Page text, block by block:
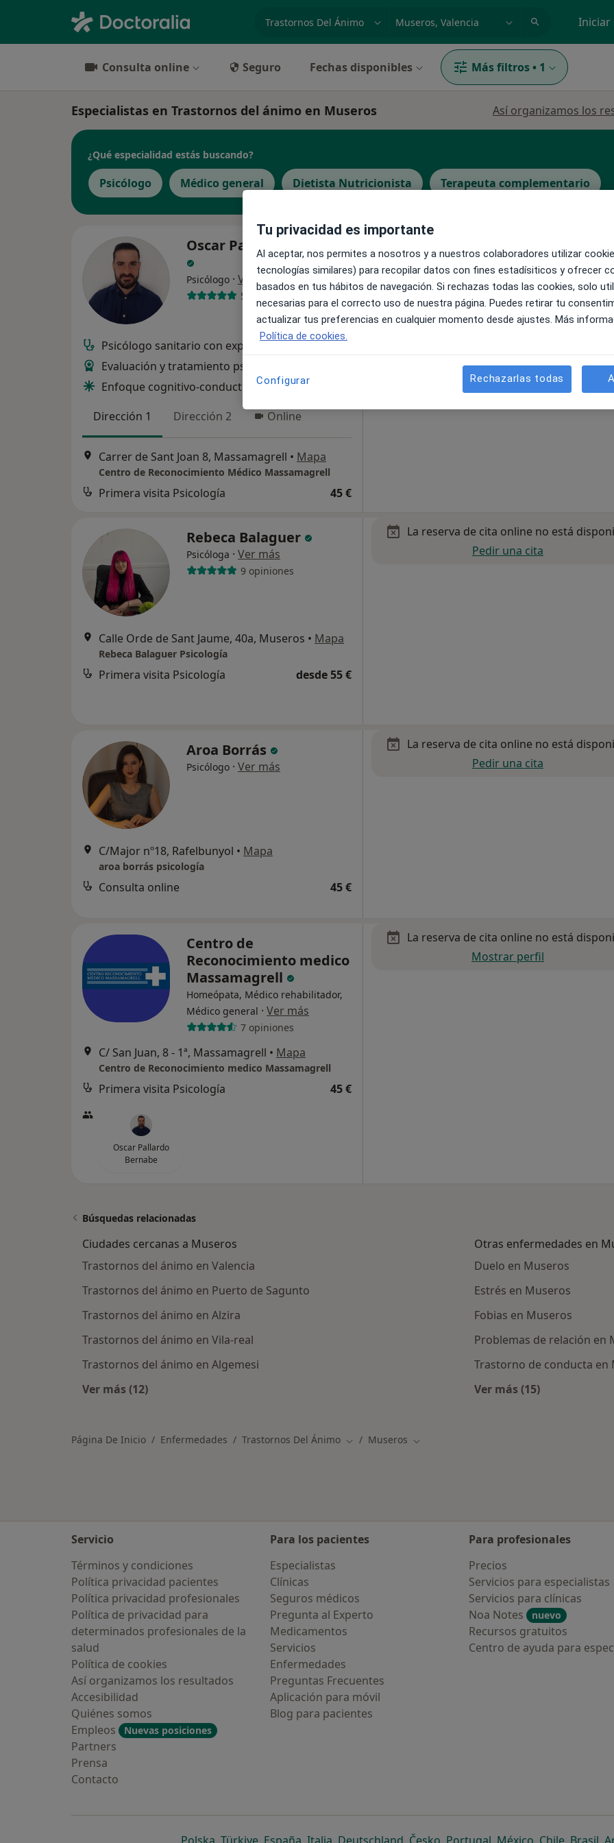
especialidad, enfermedad o nombre Iniciar
Consulta online Seguro Fechas disponibles Más filtros • 1
Especialistas en Trastornos del ánimo en Museros Así organizamos los
¿Qué especialidad estás buscando?
Psicólogo Médico general Dietista Nutricionista Terapeuta complementario
Oscar Pallardo Bernabe
Psicólogo · Ver más
5 opiniones
Psicólogo sanitario con experiencia clínica
Evaluación y tratamiento psicológico
Enfoque cognitivo-conductual y psicodinámico
Dirección 1
Dirección 2 Online
Carrer de Sant Joan 8, Massamagrell • Mapa
Centro de Reconocimiento Médico Massamagrell
Primera visita Psicología 45 €
La reserva de cita online no está
Pedir una cita
Rebeca Balaguer
Psicóloga · Ver más
9 opiniones
Calle Orde de Sant Jaume, 40a, Museros • Mapa
Rebeca Balaguer Psicología
Primera visita Psicología desde 55 €
La reserva de cita online no está
Pedir una cita
Aroa Borrás
Psicólogo · Ver más
C/Major nº18, Rafelbunyol • Mapa
aroa borrás psicología
Consulta online 45 €
La reserva de cita online no está
Pedir una cita
Centro de
Reconocimiento medico
Massamagrell
Homeópata, Médico rehabilitador,
Médico general · Ver más
7 opiniones
C/ San Juan, 8 - 1ª, Massamagrell • Mapa
Centro de Reconocimiento medico Massamagrell
Primera visita Psicología 45 €
Oscar Pallardo
Bernabe
La reserva de cita online no está
Mostrar perfil
Búsquedas relacionadas
Ciudades cercanas a Museros
Trastornos del ánimo en Valencia
Trastornos del ánimo en Puerto de Sagunto
Trastornos del ánimo en Alzira
Trastornos del ánimo en Vila-real
Trastornos del ánimo en Algemesi
Ver más (12)
Otras enfermedades en
Duelo en Museros
Estrés en Museros
Fobias en Museros
Problemas de relación en
Trastorno de conducta en
Ver más (15)
Página De Inicio Enfermedades Trastornos Del Ánimo Cambiar de ciudad
Museros Cambiar de ciudad
Servicio
Términos y condiciones
Política privacidad pacientes
Política privacidad profesionales
Política de privacidad para
determinados profesionales de la
salud
Política de cookies
Así organizamos los resultados
Accesibilidad
Quiénes somos
Empleos
Nuevas posiciones
Partners
Prensa
Contacto
Para los pacientes
Especialistas
Clínicas
Seguros médicos
Pregunta al Experto
Medicamentos
Servicios
Enfermedades
Preguntas Frecuentes
Aplicación para móvil
Blog para pacientes
Para profesionales
Precios
Servicios para especialistas
Servicios para clínicas
Noa Notes
nuevo
Recursos gratuitos
Centro de ayuda para
se abre en una nueva pestaña
se abre en una nueva pestaña
se abre en una nueva pestaña
se abre en una nueva pestaña
se abre en una nueva pestaña
se abre en una nueva pestaña
se abre en una nueva
se abre en una
se abrese
Tu privacidad es importante
Al aceptar, nos permites a nosotros y a nuestros colaboradores utilizar
tecnologías similares) para recopilar datos con fines estadísiticos y ofrecer
basados en tus hábitos de navegación. Si rechazas todas las cookies, solo
necesarias para el correcto uso de nuestra página. Puedes retirar tu
actualizar tus preferencias en cualquier momento desde ajustes. Más
Política de cookies.
Configurar Rechazarlas todas
¿Alguna vez has usado una app o
chatbot de IA para hablar sobre un
tema emocional o psicológico?
Sí, varias veces
Sí, una vez
No, pero lo consideraría